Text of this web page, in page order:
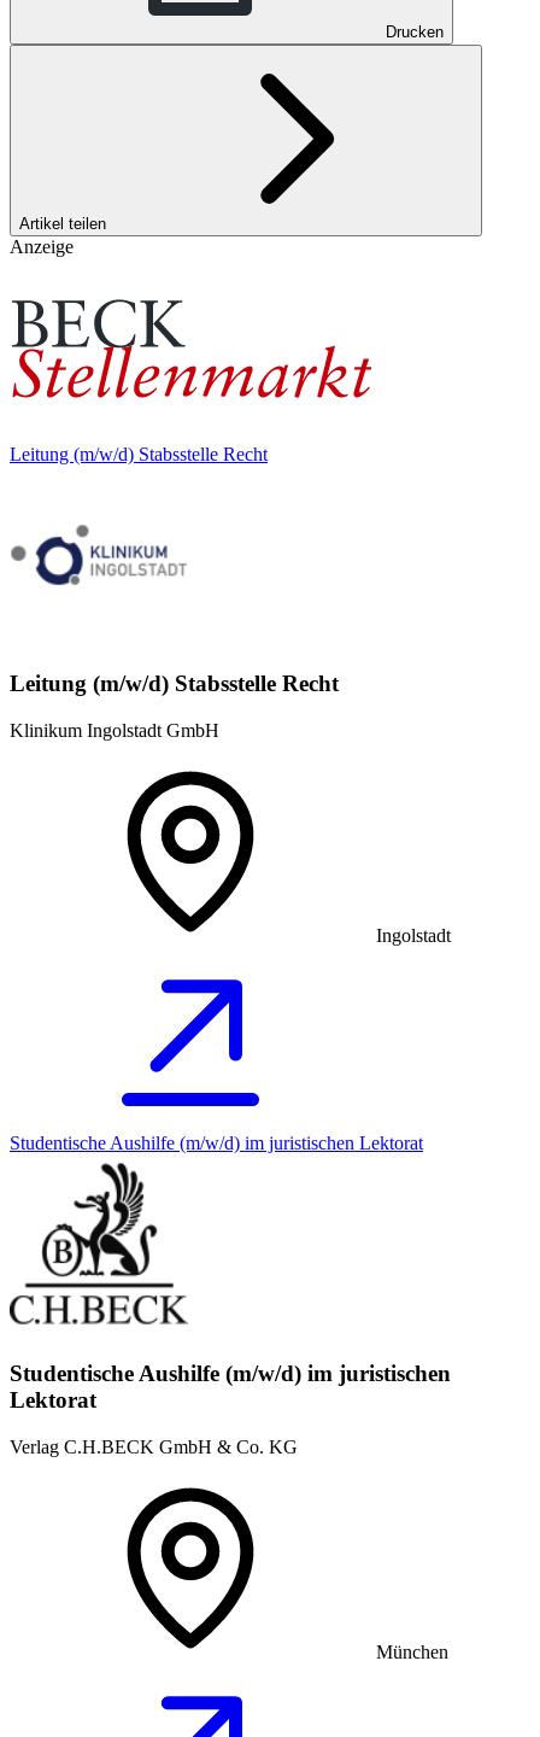
Drucken
Artikel teilen
Anzeige
Leitung (m/w/d) Stabsstelle Recht
Leitung (m/w/d) Stabsstelle Recht
Klinikum Ingolstadt GmbH
Ingolstadt
Studentische Aushilfe (m/w/d) im juristischen Lektorat
Studentische Aushilfe (m/w/d) im juristischen
Lektorat
Verlag C.H.BECK GmbH & Co. KG
München